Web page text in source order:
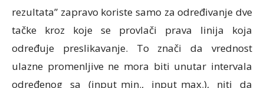
rezultata” zapravo koriste samo za određivanje dve
tačke kroz koje se provlači prava linija koja
određuje preslikavanje. To znači da vrednost
ulazne promenljive ne mora biti unutar intervala
određenog sa (input_min., input_max.), niti da